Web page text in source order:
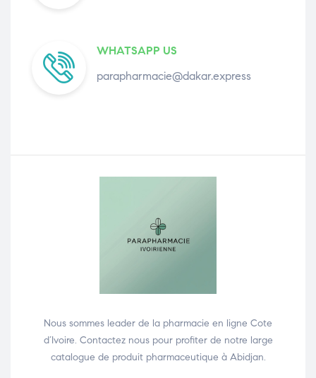
WHATSAPP US
parapharmacie@dakar.express
Nous sommes leader de la pharmacie en ligne Cote
d’Ivoire. Contactez nous pour profiter de notre large
catalogue de produit pharmaceutique à Abidjan.